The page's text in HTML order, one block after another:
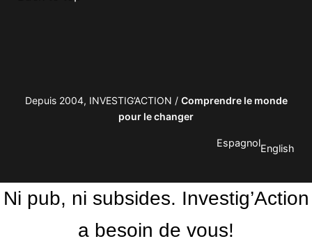
Depuis 2004, INVESTIG’ACTION / Comprendre le monde
pour le changer
EspagnolEnglish
Ni pub, ni subsides. Investig’Action
a besoin de vous!